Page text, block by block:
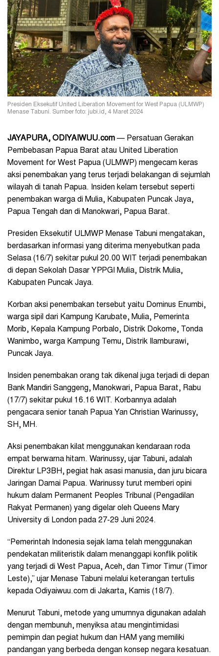
Presiden Eksekutif United Liberation Movement for West Papua (ULMWP)
Menase Tabuni. Sumber foto: jubi.id, 4 Maret 2024
JAYAPURA, ODIYAIWUU.com — Persatuan Gerakan
Pembebasan Papua Barat atau United Liberation
Movement for West Papua (ULMWP) mengecam keras
aksi penembakan yang terus terjadi belakangan di sejumlah
wilayah di tanah Papua. Insiden kelam tersebut seperti
penembakan warga di Mulia, Kabupaten Puncak Jaya,
Papua Tengah dan di Manokwari, Papua Barat.
Presiden Eksekutif ULMWP Menase Tabuni mengatakan,
berdasarkan informasi yang diterima menyebutkan pada
Selasa (16/7) sekitar pukul 20.00 WIT terjadi penembakan
di depan Sekolah Dasar YPPGI Mulia, Distrik Mulia,
Kabupaten Puncak Jaya.
Korban aksi penembakan tersebut yaitu Dominus Enumbi,
warga sipil dari Kampung Karubate, Mulia, Pemerinta
Morib, Kepala Kampung Porbalo, Distrik Dokome, Tonda
Wanimbo, warga Kampung Temu, Distrik Ilamburawi,
Puncak Jaya.
Insiden penembakan orang tak dikenal juga terjadi di depan
Bank Mandiri Sanggeng, Manokwari, Papua Barat, Rabu
(17/7) sekitar pukul 16.16 WIT. Korbannya adalah
pengacara senior tanah Papua Yan Christian Warinussy,
SH, MH.
Aksi penembakan kilat menggunakan kendaraan roda
empat berwarna hitam. Warinussy, ujar Tabuni, adalah
Direktur LP3BH, pegiat hak asasi manusia, dan juru bicara
Jaringan Damai Papua. Warinussy turut memberi opini
hukum dalam Permanent Peoples Tribunal (Pengadilan
Rakyat Permanen) yang digelar oleh Queens Mary
University di London pada 27-29 Juni 2024.
“Pemerintah Indonesia sejak lama telah menggunakan
pendekatan militeristik dalam menanggapi konflik politik
yang terjadi di West Papua, Aceh, dan Timor Timur (Timor
Leste),” ujar Menase Tabuni melalui keterangan tertulis
kepada Odiyaiwuu.com di Jakarta, Kamis (18/7).
Menurut Tabuni, metode yang umumnya digunakan adalah
dengan membunuh, menyiksa atau mengintimidasi
pemimpin dan pegiat hukum dan HAM yang memiliki
pandangan yang berbeda dengan konsep negara kesatuan.